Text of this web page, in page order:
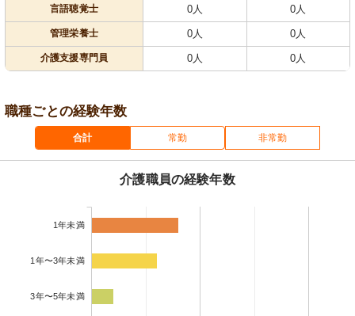
言語聴覚士 0人 0人
管理栄養士 0人 0人
介護支援専門員 0人 0人
職種ごとの経験年数
合計 常勤 非常勤
介護職員の経験年数
1年未満
1年〜3年未満
3年〜5年未満